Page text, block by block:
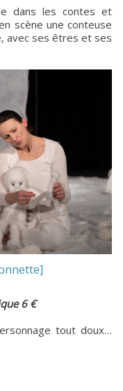
dans les contes et
scène une conteuse
avec ses êtres et ses
6 €
tout doux…